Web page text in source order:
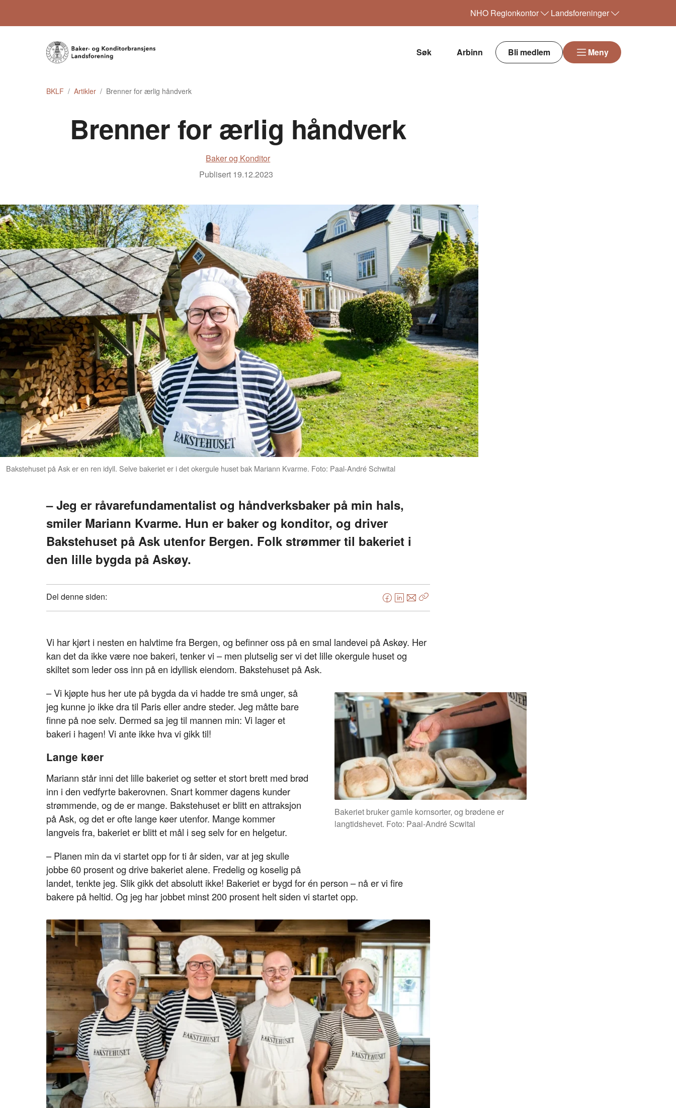
NHO Regionkontor Landsforeninger
Søk Arbinn Bli medlem Meny
BKLF Artikler Brenner for ærlig håndverk
Brenner for ærlig håndverk
Baker og Konditor
Publisert 19.12.2023
Bakstehuset på Ask er en ren idyll. Selve bakeriet er i det okergule huset bak Mariann Kvarme. Foto: Paal-André Schwital
– Jeg er råvarefundamentalist og håndverksbaker på min hals,
smiler Mariann Kvarme. Hun er baker og konditor, og driver
Bakstehuset på Ask utenfor Bergen. Folk strømmer til bakeriet i
den lille bygda på Askøy.
Del denne siden:
F
a
e
o
L
i
k
e
d
E
-
o
s
t
Kopier
Vi har kjørt i nesten en halvtime fra Bergen, og befinner oss på en smal landevei på Askøy. Her
kan det da ikke være noe bakeri, tenker vi – men plutselig ser vi det lille okergule huset og
skiltet som leder oss inn på en idyllisk eiendom. Bakstehuset på Ask.
Bakeriet bruker gamle kornsorter, og brødene er
langtidshevet. Foto: Paal-André Scwital
– Vi kjøpte hus her ute på bygda da vi hadde tre små unger, så
jeg kunne jo ikke dra til Paris eller andre steder. Jeg måtte bare
finne på noe selv. Dermed sa jeg til mannen min: Vi lager et
bakeri i hagen! Vi ante ikke hva vi gikk til!
Lange køer
Mariann står inni det lille bakeriet og setter et stort brett med brød
inn i den vedfyrte bakerovnen. Snart kommer dagens kunder
strømmende, og de er mange. Bakstehuset er blitt en attraksjon
på Ask, og det er ofte lange køer utenfor. Mange kommer
langveis fra, bakeriet er blitt et mål i seg selv for en helgetur.
– Planen min da vi startet opp for ti år siden, var at jeg skulle
jobbe 60 prosent og drive bakeriet alene. Fredelig og koselig på
landet, tenkte jeg. Slik gikk det absolutt ikke! Bakeriet er bygd for én person – nå er vi fire
bakere på heltid. Og jeg har jobbet minst 200 prosent helt siden vi startet opp.